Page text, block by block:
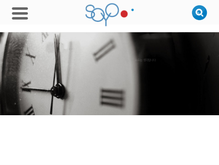
소요는 생각합니다